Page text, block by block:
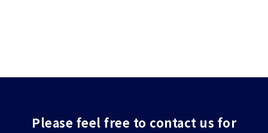
Please feel free to contact us for